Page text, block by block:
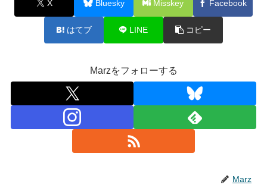
X Bluesky Misskey Facebook
はてブ LINE コピー
Marzをフォローする
Marz